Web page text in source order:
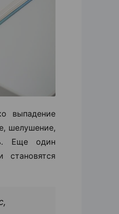
выпадение
шелушение,
Еще один